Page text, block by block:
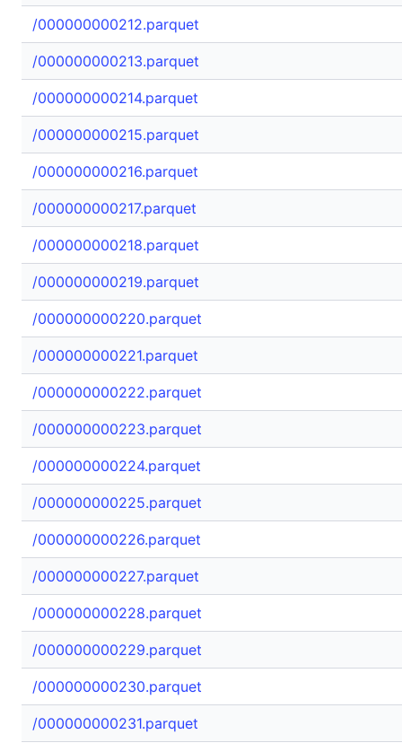
/000000000212.parquet
/000000000213.parquet
/000000000214.parquet
/000000000215.parquet
/000000000216.parquet
/000000000217.parquet
/000000000218.parquet
/000000000219.parquet
/000000000220.parquet
/000000000221.parquet
/000000000222.parquet
/000000000223.parquet
/000000000224.parquet
/000000000225.parquet
/000000000226.parquet
/000000000227.parquet
/000000000228.parquet
/000000000229.parquet
/000000000230.parquet
/000000000231.parquet